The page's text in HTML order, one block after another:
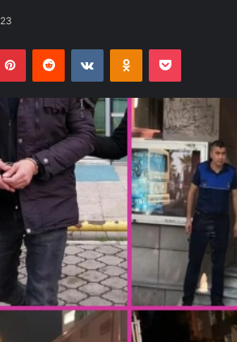
PinterestReddit VKontakteOdnoklassniki
Pocket